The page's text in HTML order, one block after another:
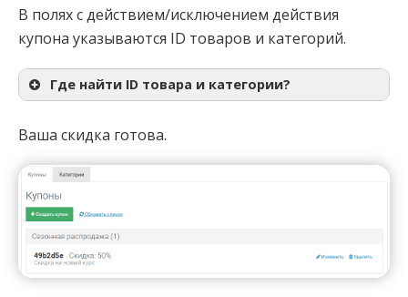
В полях с действием/исключением действия
купона указываются ID товаров и категорий.
Где найти ID товара и категории?
Ваша скидка готова.